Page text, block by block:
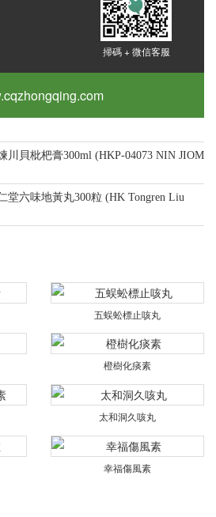
掃碼 + 微信客服
川貝枇杷膏300ml (HKP-04073 NIN JIOM
堂六味地黃丸300粒 (HK Tongren Liu
五蜈蚣標止咳丸
橙樹化痰素
太和洞久咳丸
幸福傷風素